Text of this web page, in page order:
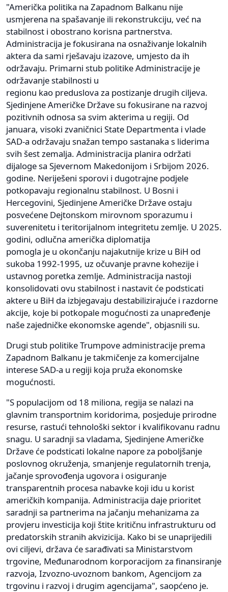
"Američka politika na Zapadnom Balkanu nije
usmjerena na spašavanje ili rekonstrukciju, već na
stabilnost i obostrano korisna partnerstva.
Administracija je fokusirana na osnaživanje lokalnih
aktera da sami rješavaju izazove, umjesto da ih
održavaju. Primarni stub politike Administracije je
održavanje stabilnosti u
regionu kao preduslova za postizanje drugih ciljeva.
Sjedinjene Američke Države su fokusirane na razvoj
pozitivnih odnosa sa svim akterima u regiji. Od
januara, visoki zvaničnici State Departmenta i vlade
SAD-a održavaju snažan tempo sastanaka s liderima
svih šest zemalja. Administracija planira održati
dijaloge sa Sjevernom Makedonijom i Srbijom 2026.
godine. Neriješeni sporovi i dugotrajne podjele
potkopavaju regionalnu stabilnost. U Bosni i
Hercegovini, Sjedinjene Američke Države ostaju
posvećene Dejtonskom mirovnom sporazumu i
suverenitetu i teritorijalnom integritetu zemlje. U 2025.
godini, odlučna američka diplomatija
pomogla je u okončanju najakutnije krize u BiH od
sukoba 1992-1995, uz očuvanje pravne kohezije i
ustavnog poretka zemlje. Administracija nastoji
konsolidovati ovu stabilnost i nastavit će podsticati
aktere u BiH da izbjegavaju destabilizirajuće i razdorne
akcije, koje bi potkopale mogućnosti za unapređenje
naše zajedničke ekonomske agende", objasnili su.
Drugi stub politike Trumpove administracije prema
Zapadnom Balkanu je takmičenje za komercijalne
interese SAD-a u regiji koja pruža ekonomske
mogućnosti.
"S populacijom od 18 miliona, regija se nalazi na
glavnim transportnim koridorima, posjeduje prirodne
resurse, rastući tehnološki sektor i kvalifikovanu radnu
snagu. U saradnji sa vladama, Sjedinjene Američke
Države će podsticati lokalne napore za poboljšanje
poslovnog okruženja, smanjenje regulatornih trenja,
jačanje sprovođenja ugovora i osiguranje
transparentnih procesa nabavke koji idu u korist
američkih kompanija. Administracija daje prioritet
saradnji sa partnerima na jačanju mehanizama za
provjeru investicija koji štite kritičnu infrastrukturu od
predatorskih stranih akvizicija. Kako bi se unaprijedili
ovi ciljevi, država će sarađivati ​​sa Ministarstvom
trgovine, Međunarodnom korporacijom za finansiranje
razvoja, Izvozno-uvoznom bankom, Agencijom za
trgovinu i razvoj i drugim agencijama", saopćeno je.